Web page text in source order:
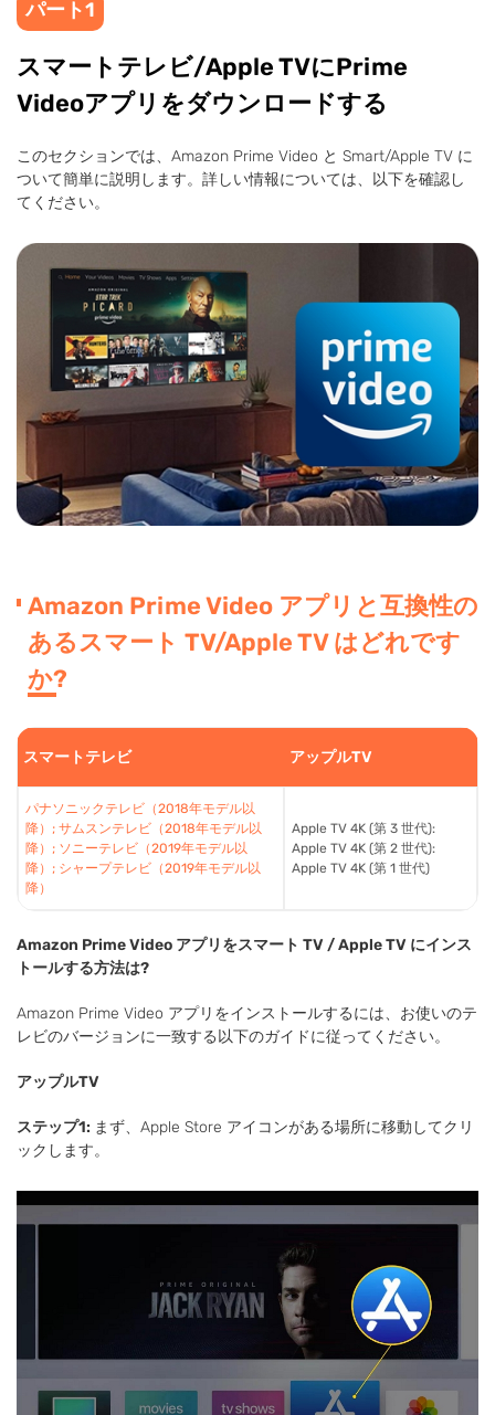
パート1
スマートテレビ/Apple TVにPrime
Videoアプリをダウンロードする
このセクションでは、Amazon Prime Video と Smart/Apple TV に
ついて簡単に説明します。詳しい情報については、以下を確認し
てください。
Amazon Prime Video アプリと互換性の
あるスマート TV/Apple TV はどれです
か?
スマートテレビ アップルTV
パナソニックテレビ（2018年モデル以
降）; サムスンテレビ（2018年モデル以
降）; ソニーテレビ（2019年モデル以
降）; シャープテレビ（2019年モデル以
降）
Apple TV 4K (第 3 世代):
Apple TV 4K (第 2 世代):
Apple TV 4K (第 1 世代)
Amazon Prime Video アプリをスマート TV / Apple TV にインス
トールする方法は?
Amazon Prime Video アプリをインストールするには、お使いのテ
レビのバージョンに一致する以下のガイドに従ってください。
アップルTV
ステップ1: まず、Apple Store アイコンがある場所に移動してクリ
ックします。